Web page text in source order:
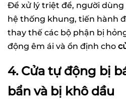
Để xử lý triệt để, người
hệ thống khung, tiến hành
thay thế các bộ phận bị
động êm ái và ổn định cho
4. Cửa tự động bị
bẩn và bị khô dầu